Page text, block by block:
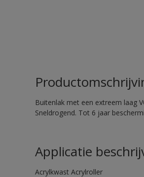
Buitenlak met een extreem laag
Sneldrogend. Tot 6 jaar
Applicatie
Acrylkwast Acrylroller